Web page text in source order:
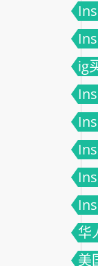
ig
华
美